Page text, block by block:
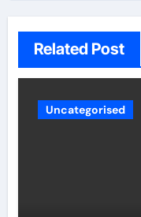
Related Post
Uncategorised